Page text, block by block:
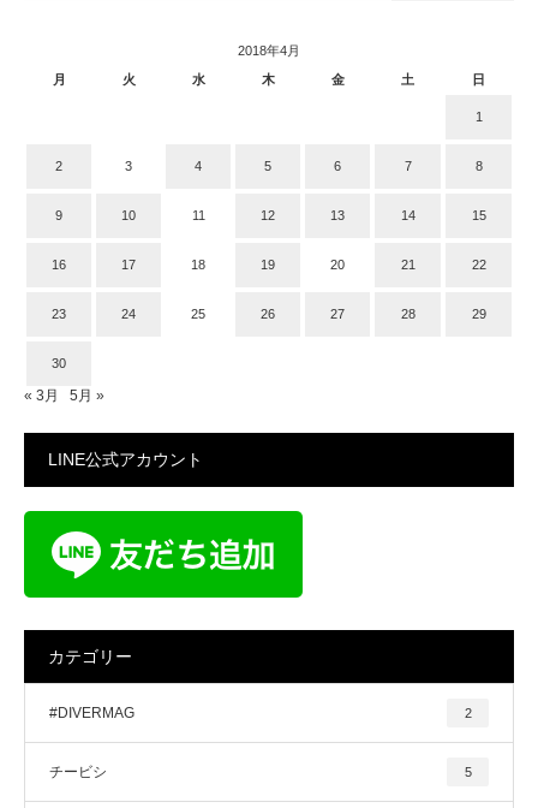
2018年4月
月
火 水 木 金 土 日
1
2 3 4 5 6 7 8
9 10 11 12 13 14 15
16 17 18 19 20 21 22
23 24 25 26 27 28 29
30
« 3月 5月 »
LINE公式アカウント
カテゴリー
#DIVERMAG 2
チービシ 5